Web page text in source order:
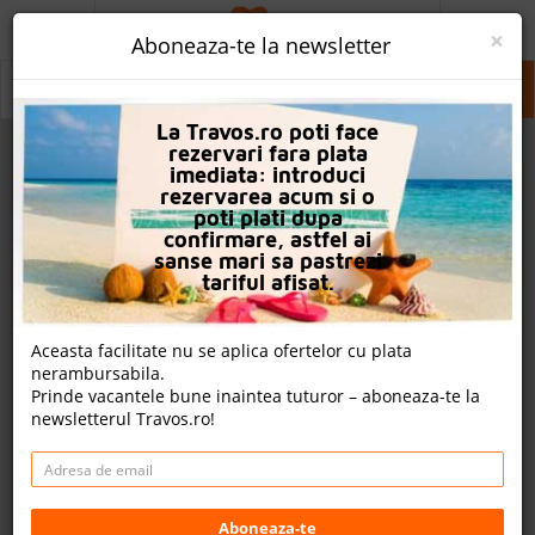
Faliraki Faliraki
PROMO
CAUTA REZERVARE
OFERTA PERSONALIZATA
DESPRE NOI
LOGIN
CAZARE
CHARTER AVION
CAZARE + AUTOCAR
CONTACT
×
Aboneaza-te la newsletter
La Travos.ro poti face
rezervari fara plata
imediata: introduci
rezervarea acum si o
poti plati dupa
confirmare, astfel ai
sanse mari sa pastrezi
tariful afisat.
Aceasta facilitate nu se aplica ofertelor cu plata
nerambursabila.
Prinde vacantele bune inaintea tuturor – aboneaza-te la
newsletterul Travos.ro!
Aboneaza-te